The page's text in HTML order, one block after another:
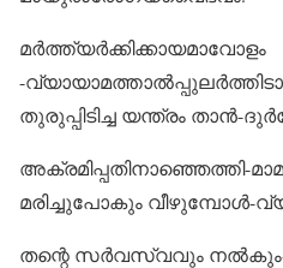
മർത്ത്യർക്കിക്കായമാവോളം
-
തുരുപ്പിടിച്ച യന്ത്രം താൻ-
അക്രമിപ്പതിനാഞ്ഞെത്തി-
മരിച്ചുപോകും വീഴുമ്പോൾ-
തന്റെ സർവസ്വവും